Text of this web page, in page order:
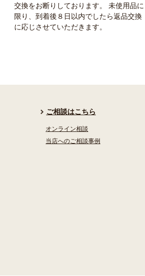
交換をお断りしております。 未使用品に
限り、到着後８日以内でしたら返品交換
に応じさせていただきます。
ご相談はこちら
オンライン相談
当店へのご相談事例